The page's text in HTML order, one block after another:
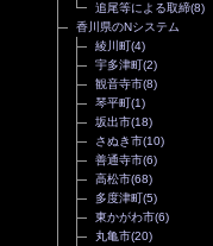
追尾等による取締(8)
香川県のNシステム
綾川町(4)
宇多津町(2)
観音寺市(8)
琴平町(1)
坂出市(18)
さぬき市(10)
善通寺市(6)
高松市(68)
多度津町(5)
東かがわ市(6)
丸亀市(20)